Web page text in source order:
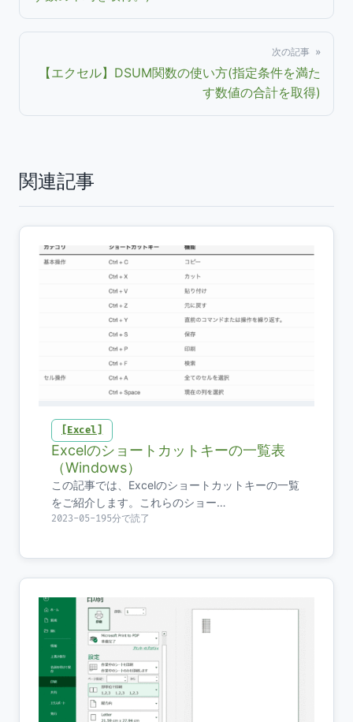
次の記事 »
【エクセル】DSUM関数の使い方(指定条件を満た
す数値の合計を取得)
関連記事
Excel
Excelのショートカットキーの一覧表
（Windows）
この記事では、Excelのショートカットキーの一覧
をご紹介します。これらのショー…
2023-05-195分で読了